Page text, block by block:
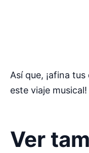
Así que, ¡afina
este viaje musical!
Ver